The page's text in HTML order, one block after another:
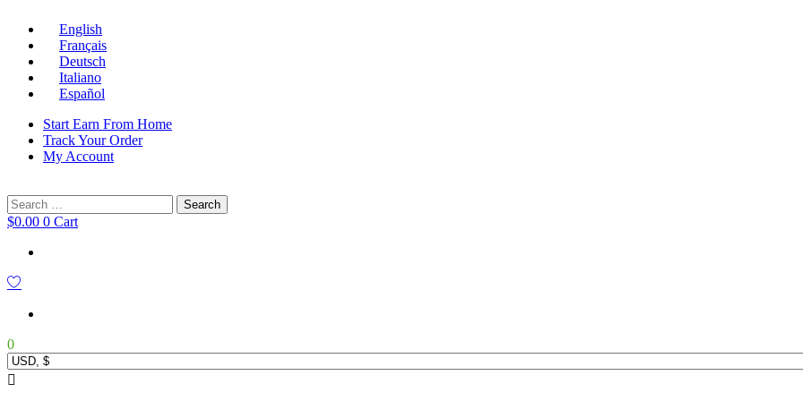
English
Français
Deutsch
Italiano
Español
Start Earn From Home
Track Your Order
My Account
Search
for:
$0.00 0 Cart
0
Main